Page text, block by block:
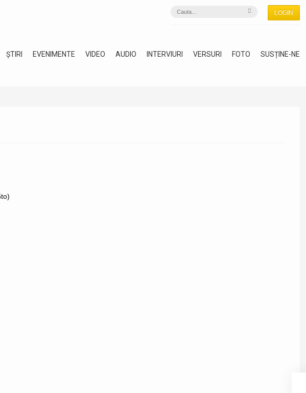
LOGIN
ȘTIRI EVENIMENTE VIDEO AUDIO INTERVIURI VERSURI FOTO SUSȚINE-NE